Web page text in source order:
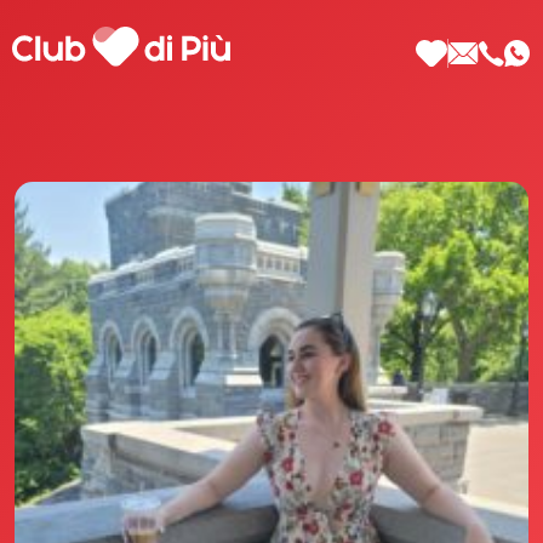
Scopri Club di Più
Le testimonianze Club di Più
La fondatrice Valeria Pilla
Annunci Donne
Agenzia matrimoniale Club di Più
Love Notebook